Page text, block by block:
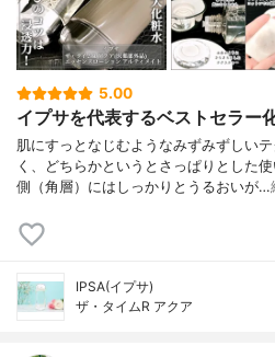
5.00
イプサを代表するベストセラー
肌にすっとなじむようなみずみずしい
く、どちらかというとさっぱりとした
側（角層）にはしっかりとうるおいが…
IPSA(イプサ)
ザ・タイムR アクア